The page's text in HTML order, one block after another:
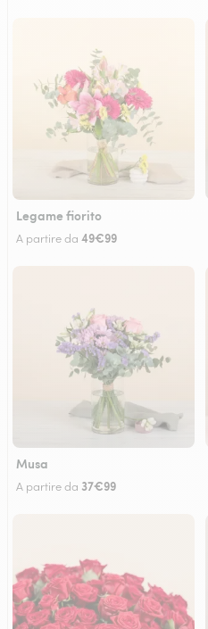
Legame fiorito
A partire da 49€99
Musa
A partire da 37€99